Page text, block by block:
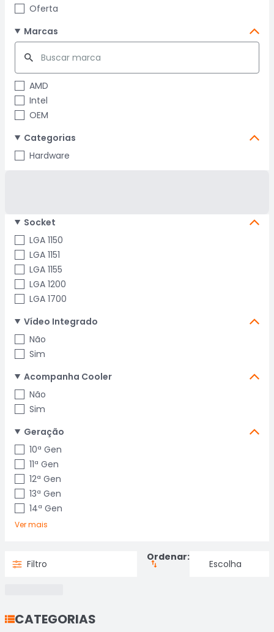
Oferta
Marcas
AMD
Intel
OEM
Categorias
Hardware
Socket
LGA 1150
LGA 1151
LGA 1155
LGA 1200
LGA 1700
Vídeo Integrado
Não
Sim
Acompanha Cooler
Não
Sim
Geração
10ª Gen
11ª Gen
12ª Gen
13ª Gen
14ª Gen
Ver mais
Filtro
Ordenar:
CATEGORIAS